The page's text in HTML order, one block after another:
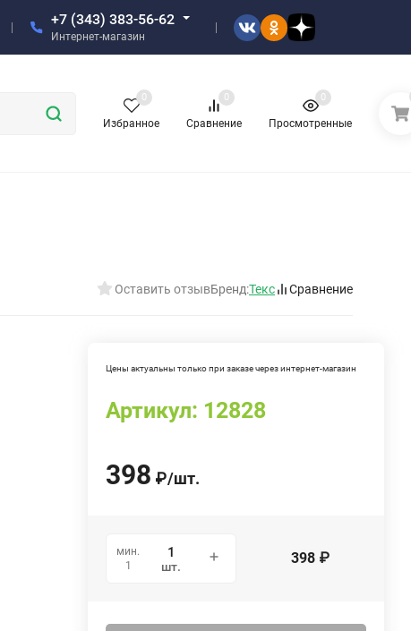
+7 (343) 383-56-62
Интернет-магазин
Избранное
0
Сравнение
0
Просмотренные
0
Оставить отзывБренд:Текс Сравнение
Цены актуальны только при заказе через интернет-магазин
Артикул: 12828
398 ₽/шт.
мин.
1
шт. 398 ₽